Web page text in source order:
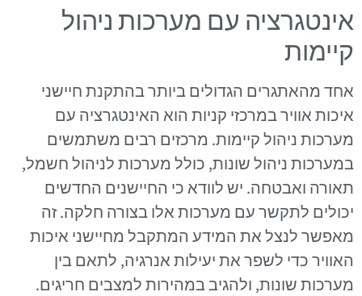
אינטגרציה עם מערכות ניהול
קיימות
אחד מהאתגרים הגדולים ביותר בהתקנת חיישני
איכות אוויר במרכזי קניות הוא האינטגרציה עם
מערכות ניהול קיימות. מרכזים רבים משתמשים
במערכות ניהול שונות, כולל מערכות לניהול חשמל,
תאורה ואבטחה. יש לוודא כי החיישנים החדשים
יכולים לתקשר עם מערכות אלו בצורה חלקה. זה
מאפשר לנצל את המידע המתקבל מחיישני איכות
האוויר כדי לשפר את יעילות אנרגיה, לתאם בין
מערכות שונות, ולהגיב במהירות למצבים חריגים.